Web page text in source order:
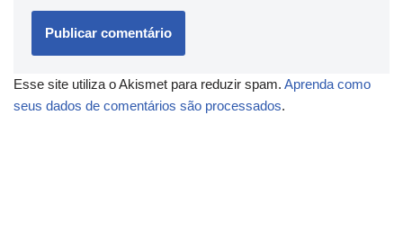
Esse site utiliza o Akismet para reduzir spam. Aprenda como
seus dados de comentários são processados.